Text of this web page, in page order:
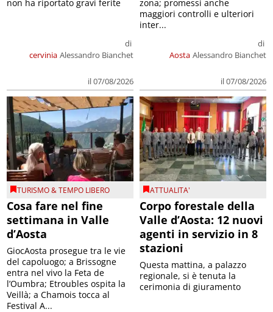
cervinia
di
Alessandro Bianchet
il 07/08/2026
non ha riportato gravi ferite
Aosta
di
Alessandro Bianchet
il 07/08/2026
zona; promessi anche
maggiori controlli e ulteriori
inter...
TURISMO & TEMPO LIBERO
Cosa fare nel fine
settimana in Valle
d’Aosta
GiocAosta prosegue tra le vie
del capoluogo; a Brissogne
entra nel vivo la Feta de
l’Oumbra; Etroubles ospita la
Veillà; a Chamois tocca al
Festival A...
ATTUALITA'
Corpo forestale della
Valle d’Aosta: 12 nuovi
agenti in servizio in 8
stazioni
Questa mattina, a palazzo
regionale, si è tenuta la
cerimonia di giuramento